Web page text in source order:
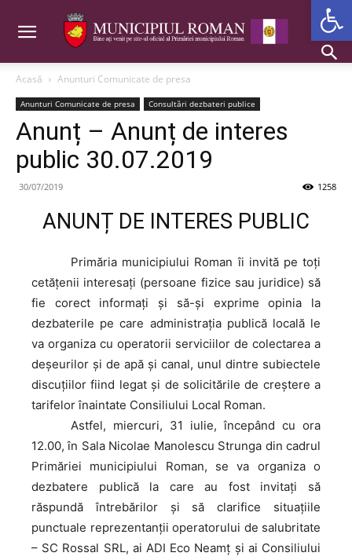
Acasă Anunturi Comunicate de presa
Anunturi Comunicate de presa Consultări dezbateri publice
Anunț – Anunț de interes
public 30.07.2019
30/07/2019 1258
ANUNȚ DE INTERES PUBLIC
Primăria municipiului Roman îi invită pe toți
cetățenii interesați (persoane fizice sau juridice) să
fie corect informați și să-și exprime opinia la
dezbaterile pe care administrația publică locală le
va organiza cu operatorii serviciilor de colectarea a
deșeurilor și de apă și canal, unul dintre subiectele
discuțiilor fiind legat și de solicitările de creștere a
tarifelor înaintate Consiliului Local Roman.
Astfel, miercuri, 31 iulie, începând cu ora
12.00, în Sala Nicolae Manolescu Strunga din cadrul
Primăriei municipiului Roman, se va organiza o
dezbatere publică la care au fost invitați să
răspundă întrebărilor și să clarifice situațiile
punctuale reprezentanții operatorului de salubritate
– SC Rossal SRL, ai ADI Eco Neamț și ai Consiliului